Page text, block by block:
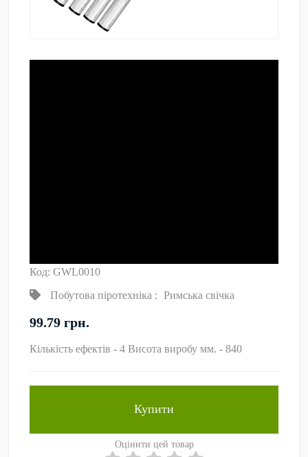
Код: GWL0010
Побутова піротехніка : Римська свічка
99.79 грн.
Кількість ефектів - 4 Висота виробу мм. - 840
Купити
Оцінити цей товар